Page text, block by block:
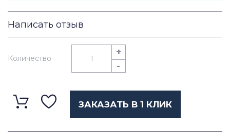
Написать отзыв
Количество
+
-
ЗАКАЗАТЬ В 1 КЛИК